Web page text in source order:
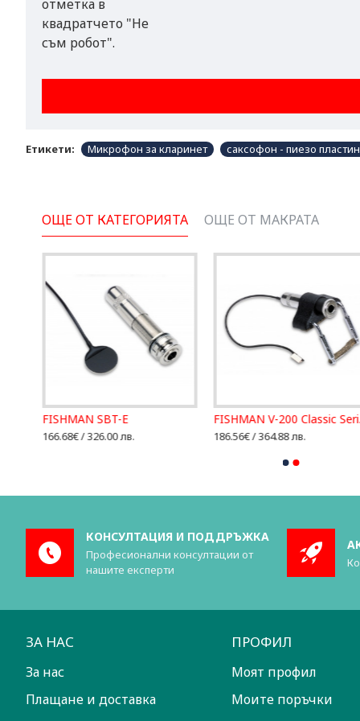
отметка в
квадратчето "Не
съм робот".
Етикети: Микрофон за кларинет саксофон - пиезо
ОЩЕ ОТ КАТЕГОРИЯТА ОЩЕ ОТ МАКРАТА
FISHMAN SBT-E
166.68€ / 326.00 лв. 186.56€ / 364.88 лв.
КОНСУЛТАЦИЯ И ПОДДРЪЖКА
Професионални консултации от
нашите експерти
ЗА НАС
За нас
Плащане и доставка
ПРОФИЛ
Моят профил
Моите поръчки